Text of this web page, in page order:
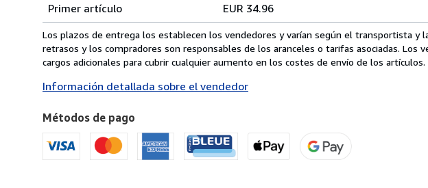
de
envío
de
Reino
a
Unidos
de
America
pedido
Primer artículo
EUR 34.96
Los plazos de entrega los establecen los vendedores y varían según el transportista y
retrasos y los compradores son responsables de los aranceles o tarifas asociadas.
cargos adicionales para cubrir cualquier aumento en los costes de envío de los artículos.
Información detallada sobre el vendedor
Métodos de pago